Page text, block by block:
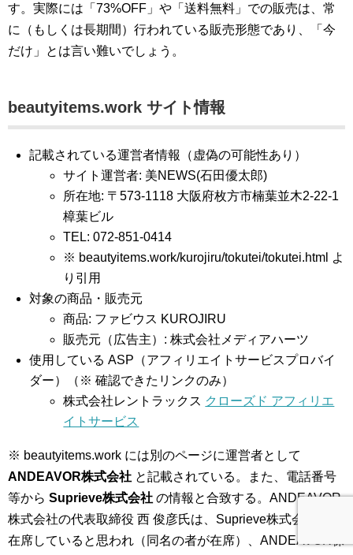
す。実際には「73%OFF」や「送料無料」での販売は、常
に（もしくは長期間）行われている販売形態であり、「今
だけ」とは言い難いでしょう。
beautyitems.work サイト情報
記載されている運営者情報（虚偽の可能性あり）
サイト運営者: 美NEWS(石田優太郎)
所在地: 〒573-1118 大阪府枚方市楠葉並木2-22-1
樟葉ビル
TEL: 072-851-0414
※ beautyitems.work/kurojiru/tokutei/tokutei.html よ
り引用
対象の商品・販売元
商品: ファビウス KUROJIRU
販売元（広告主）: 株式会社メディアハーツ
使用している ASP（アフィリエイトサービスプロバイ
ダー）（※ 確認できたリンクのみ）
株式会社レントラックス クローズド アフィリエ
イトサービス
※ beautyitems.work には別のページに運営者として
ANDEAVOR株式会社 と記載されている。また、電話番号
等から Suprieve株式会社 の情報と合致する。ANDEAVOR
株式会社の代表取締役 西 俊彦氏は、Suprieve株式会社にも
在席していると思われ（同名の者が在席）、ANDEAVOR株